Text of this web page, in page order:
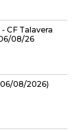
CF Talavera
08/26
08/2026)